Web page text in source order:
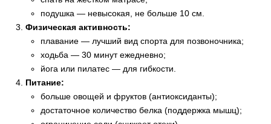
подушка — невысокая, не больше 10 см.
Физическая активность:
плавание — лучший вид спорта для позвоночника;
ходьба — 30 минут ежедневно;
йога или пилатес — для гибкости.
Питание:
больше овощей и фруктов (антиоксиданты);
достаточное количество белка (поддержка мышц);